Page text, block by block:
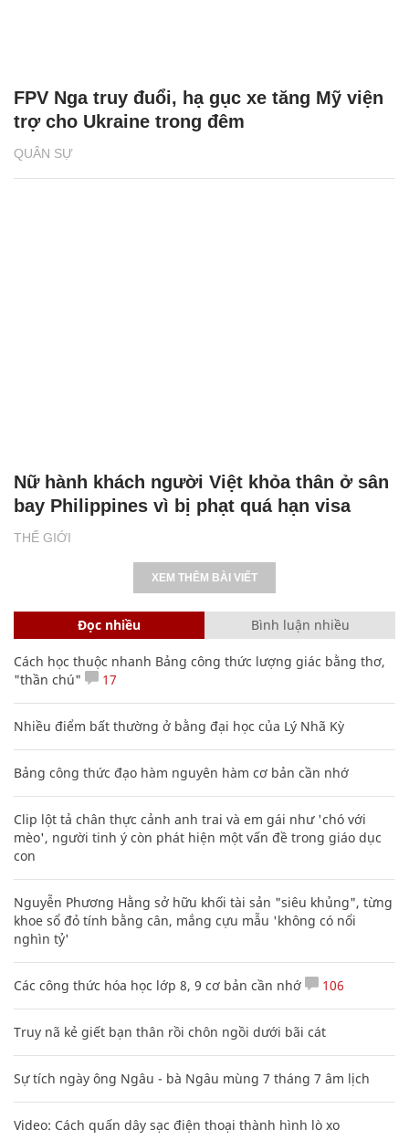
QUÂN SỰ
FPV Nga truy đuổi, hạ gục xe tăng Mỹ viện
trợ cho Ukraine trong đêm
THẾ GIỚI
Nữ hành khách người Việt khỏa thân ở sân
bay Philippines vì bị phạt quá hạn visa
XEM THÊM BÀI VIẾT
Đọc nhiều Bình luận nhiều
Cách học thuộc nhanh Bảng công thức lượng giác bằng thơ,
"thần chú"
17
Nhiều điểm bất thường ở bằng đại học của Lý Nhã Kỳ
Bảng công thức đạo hàm nguyên hàm cơ bản cần nhớ
Clip lột tả chân thực cảnh anh trai và em gái như 'chó với
mèo', người tinh ý còn phát hiện một vấn đề trong giáo dục
con
Nguyễn Phương Hằng sở hữu khối tài sản "siêu khủng", từng
khoe sổ đỏ tính bằng cân, mắng cựu mẫu 'không có nổi
nghìn tỷ'
Các công thức hóa học lớp 8, 9 cơ bản cần nhớ 106
Truy nã kẻ giết bạn thân rồi chôn ngồi dưới bãi cát
Sự tích ngày ông Ngâu - bà Ngâu mùng 7 tháng 7 âm lịch
Video: Cách quấn dây sạc điện thoại thành hình lò xo